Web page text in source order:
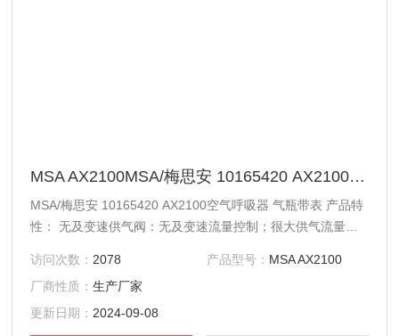
MSA AX2100MSA/梅思安 10165420 AX2100空气呼吸器
MSA/梅思安 10165420 AX2100空气呼吸器 气瓶带表 产品特
性： 无及变速供气阀：无及变速流量控制；很大供气流量超
约为原供气阀重量的80%；一秒即插即取，即使佩戴厚重手套
同样快速；旁通阀多一倍安全防护；为呼吸供气增加一条应急
通道； 人体力学背板：专为亚洲人开发，更平缓的弧度，贴
访问次数： 2078 产品型号： MSA AX2100
厂商性质：生产厂家
更新日期： 2024-09-08